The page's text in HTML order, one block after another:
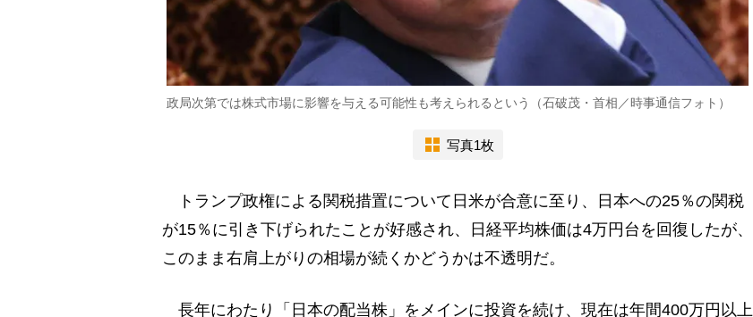
政局次第では株式市場に影響を与える可能性も考えられるという（石破茂・首相／時事通信フォト）
写真1枚
トランプ政権による関税措置について日米が合意に至り、日本への25％の関税
が15％に引き下げられたことが好感され、日経平均株価は4万円台を回復したが、
このまま右肩上がりの相場が続くかどうかは不透明だ。
長年にわたり「日本の配当株」をメインに投資を続け、現在は年間400万円以上